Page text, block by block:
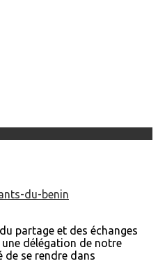
du-benin
partage et des échanges
délégation de notre
de se rendre dans